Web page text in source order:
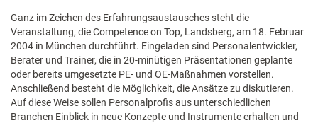
Ganz im Zeichen des Erfahrungsaustausches steht die
Veranstaltung, die Competence on Top, Landsberg, am 18. Februar
2004 in München durchführt. Eingeladen sind Personalentwickler,
Berater und Trainer, die in 20-minütigen Präsentationen geplante
oder bereits umgesetzte PE- und OE-Maßnahmen vorstellen.
Anschließend besteht die Möglichkeit, die Ansätze zu diskutieren.
Auf diese Weise sollen Personalprofis aus unterschiedlichen
Branchen Einblick in neue Konzepte und Instrumente erhalten und